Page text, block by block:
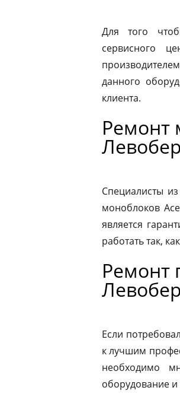
Для того
сервисного
данного
клиента.
Ремонт
Специалисты
моноблоков
является
работать так,
Ремонт
Если
к лучшим
необходимо
оборудование